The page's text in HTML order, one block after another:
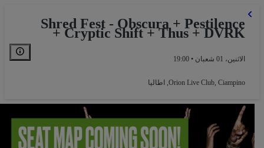
Shred Fest - Obscura + Pestilence
+ Cryptic Shift + Thus + DVRK
الاثنين، 01 شعبان • 19:00
Orion Live Club,Ciampino, اطاليا